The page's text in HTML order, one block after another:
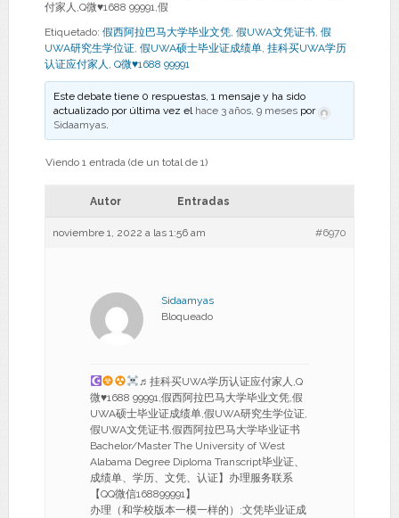
付家人,Q微♥1688 99991,假
Etiquetado: 假西阿拉巴马大学毕业文凭, 假UWA文凭证书, 假
UWA研究生学位证, 假UWA硕士毕业证成绩单, 挂科买UWA学历
认证应付家人 , Q微♥1688 99991
Este debate tiene 0 respuestas, 1 mensaje y ha sido
actualizado por última vez el hace 3 años, 9 meses por
Sidaamyas.
Viendo 1 entrada (de un total de 1)
Autor Entradas
noviembre 1, 2022 a las 1:56 am #6970
Sidaamyas
Bloqueado
♬挂科买UWA学历认证应付家人,Q
微♥1688 99991,假西阿拉巴马大学毕业文凭,假
UWA硕士毕业证成绩单,假UWA研究生学位证,
假UWA文凭证书,假西阿拉巴马大学毕业证书
Bachelor/Master The University of West
Alabama Degree Diploma Transcript毕业证、
成绩单、学历、文凭、认证】办理服务联系
【QQ微信168899991】
办理（和学校版本一模一样的）:文凭毕业证成